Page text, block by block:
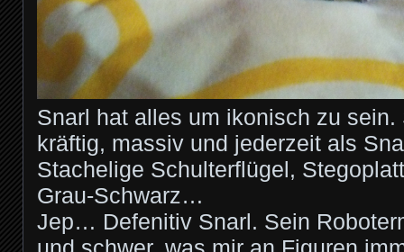
Snarl hat alles um ikonisch zu
kräftig, massiv und jederzeit als
Stachelige Schulterflügel,
Grau-Schwarz…
Jep… Defenitiv Snarl. Sein